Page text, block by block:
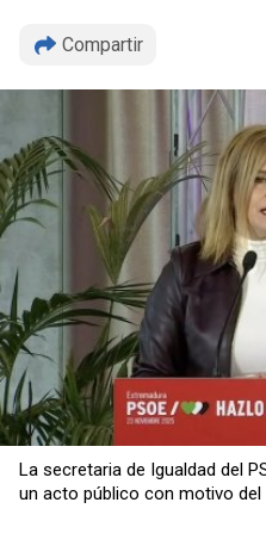
Compartir
La secretaria de Igualdad del
un acto público con motivo del